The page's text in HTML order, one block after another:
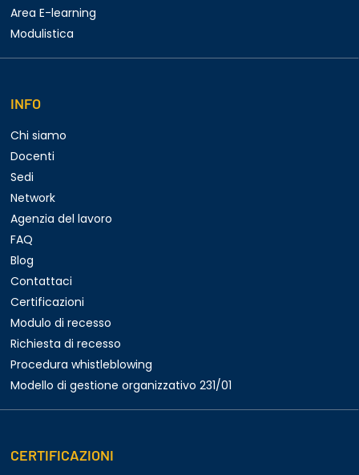
Area E-learning
Modulistica
INFO
Chi siamo
Docenti
Sedi
Network
Agenzia del lavoro
FAQ
Blog
Contattaci
Certificazioni
Modulo di recesso
Richiesta di recesso
Procedura whistleblowing
Modello di gestione organizzativo 231/01
CERTIFICAZIONI